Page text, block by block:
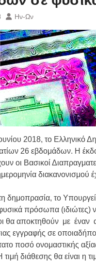
&
Δελτίο Τιμών
&
4-3-2019
αγροτών
Ην-Ων
2018, το Ελληνικό
26 εβδομάδων. Η
οι Βασικοί
διακανονισμού
δημοπρασία, το
πρόσωπα (ιδιώτες)
θα αποκτηθούν με
εγγραφής σε
ποσό ονομαστικής
διάθεσης θα είναι η